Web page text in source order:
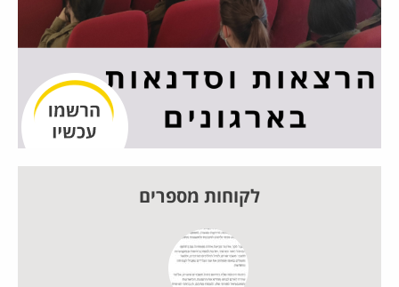
לקוחות מספרים